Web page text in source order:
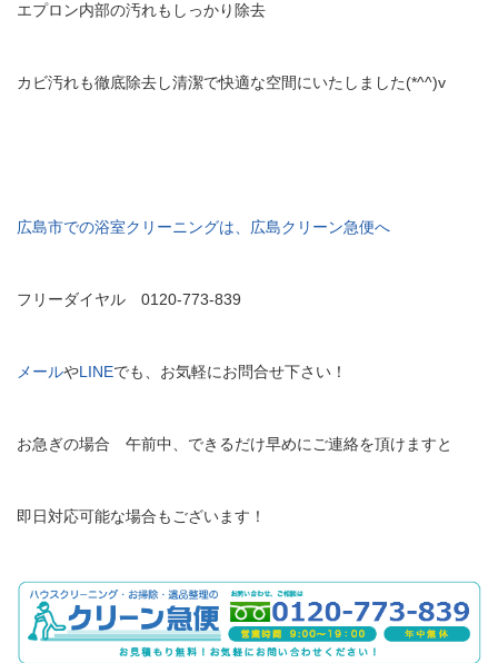
エプロン内部の汚れもしっかり除去
カビ汚れも徹底除去し清潔で快適な空間にいたしました(*^^)v
広島市での浴室クリーニングは、広島クリーン急便へ
フリーダイヤル 0120-773-839
メールやLINEでも、お気軽にお問合せ下さい！
お急ぎの場合 午前中、できるだけ早めにご連絡を頂けますと
即日対応可能な場合もございます！